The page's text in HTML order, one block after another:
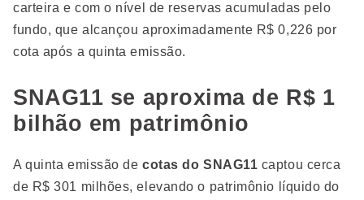
carteira e com o nível de reservas acumuladas pelo
fundo, que alcançou aproximadamente R$ 0,226 por
cota após a quinta emissão.
SNAG11 se aproxima de R$ 1
bilhão em patrimônio
A quinta emissão de cotas do SNAG11 captou cerca
de R$ 301 milhões, elevando o patrimônio líquido do